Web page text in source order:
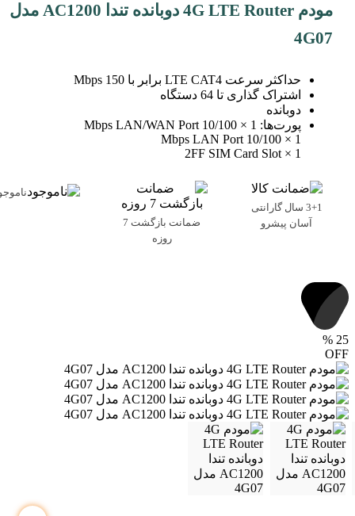
مودم 4G LTE Router دوبانده تندا AC1200 مدل
4G07
حداکثر سرعت LTE CAT4 برابر با 150 Mbps
اشتراک گذاری تا 64 دستگاه
دوبانده
پورت‌ها: 1 × 10/100 Mbps LAN/WAN Port
1 × 10/100 Mbps LAN Port
1 × 2FF SIM Card Slot
3+1 سال گارانتی
آسان پیشرو
ضمانت بازگشت 7
روزه
25
%
OFF